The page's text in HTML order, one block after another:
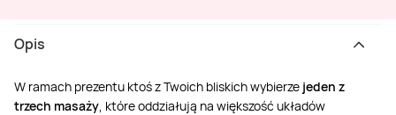
Opis
W ramach prezentu ktoś z Twoich bliskich wybierze jeden z
trzech masaży , które oddziałują na większość układów